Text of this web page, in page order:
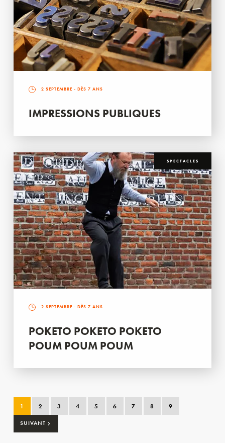
2 SEPTEMBRE - DÈS 7 ANS
IMPRESSIONS PUBLIQUES
SPECTACLES
2 SEPTEMBRE - DÈS 7 ANS
POKETO POKETO POKETO
POUM POUM POUM
1 2 3 4 5 6 7 8 9
SUIVANT ›